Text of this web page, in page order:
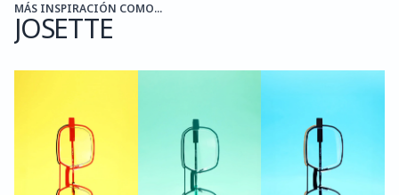
MÁS INSPIRACIÓN COMO...
JOSETTE